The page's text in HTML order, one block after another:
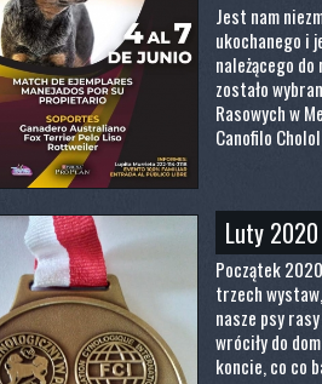
Jest nam
ukochanego i
należącego
zostało
Rasowych w
Canofilo
Luty 2020
Początek
trzech
nasze psy
wróciły do
koncie, co co